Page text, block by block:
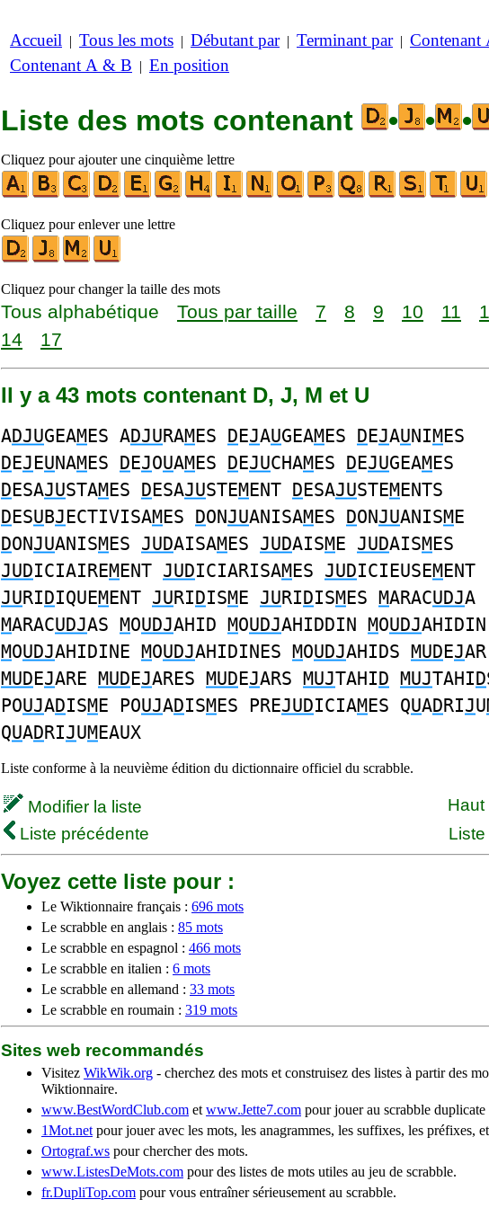
Accueil | Tous les mots | Débutant par| Terminant par| Contenant
Contenant A & B | En position
Liste des mots contenant • • •
Cliquez pour ajouter une cinquième lettre
Cliquez pour enlever une lettre
Cliquez pour changer la taille des mots
Tous alphabétique Tous par taille 7 8 9 10 11
14
17
Il y a 43 mots contenant D, J, M et U
ADJUGEAMES ADJURAMES DEJAUGEAMES DEJAUNIMES
DEJEUNAMES DEJOUAMES DEJUCHAMES DEJUGEAMES
DESAJUSTAMES DESAJUSTEMENT DESAJUSTEMENTS
DESUBJECTIVISAMES DONJUANISAMES DONJUANISME
DONJUANISMES JUDAISAMES JUDAISME JUDAISMES
JUDICIAIREMENT JUDICIARISAMES JUDICIEUSEMENT
JURIDIQUEMENT JURIDISME JURIDISMES MARACUDJA
MARACUDJAS MOUDJAHID MOUDJAHIDDIN MOUDJAHIDIN
MOUDJAHIDINE MOUDJAHIDINES MOUDJAHIDS MUDEJAR
MUDEJARE MUDEJARES MUDEJARS MUJTAHID MUJTAHID
POUJADISME POUJADISMES PREJUDICIAMES QUADRIJU
QUADRIJUMEAUX
Liste conforme à la neuvième édition du dictionnaire officiel du scrabble.
Modifier la liste
Haut
Liste précédente
Voyez cette liste pour :
Le Wiktionnaire français : 696 mots
Le scrabble en anglais : 85 mots
Le scrabble en espagnol : 466 mots
Le scrabble en italien : 6 mots
Le scrabble en allemand : 33 mots
Le scrabble en roumain : 319 mots
Sites web recommandés
Visitez WikWik.org - cherchez des mots et construisez des listes à partir des
Wiktionnaire.
www.BestWordClub.com et www.Jette7.com pour jouer au scrabble duplicate
1Mot.net pour jouer avec les mots, les anagrammes, les suffixes, les préfixes,
Ortograf.ws pour chercher des mots.
www.ListesDeMots.com pour des listes de mots utiles au jeu de scrabble.
fr.DupliTop.com pour vous entraîner sérieusement au scrabble.